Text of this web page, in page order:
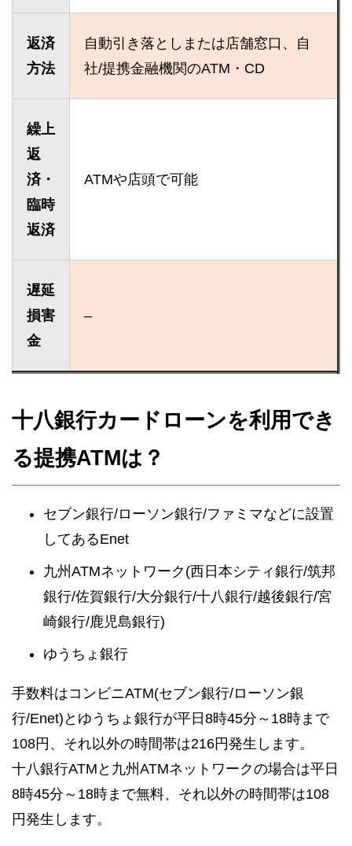
返済
方法
自動引き落としまたは店舗窓口、自
社/提携金融機関のATM・CD
繰上
返
済・
臨時
返済
ATMや店頭で可能
遅延
損害
金
–
十八銀行カードローンを利用でき
る提携ATMは？
セブン銀行/ローソン銀行/ファミマなどに設置
してあるEnet
九州ATMネットワーク(西日本シティ銀行/筑邦
銀行/佐賀銀行/大分銀行/十八銀行/越後銀行/宮
崎銀行/鹿児島銀行)
ゆうちょ銀行
手数料はコンビニATM(セブン銀行/ローソン銀
行/Enet)とゆうちょ銀行が平日8時45分～18時まで
108円、それ以外の時間帯は216円発生します。
十八銀行ATMと九州ATMネットワークの場合は平日
8時45分～18時まで無料、それ以外の時間帯は108
円発生します。